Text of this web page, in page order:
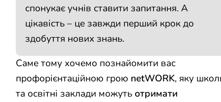
спонукає учнів ставити запитання. А
цікавість – це завжди перший крок до
здобуття нових знань.
Саме тому хочемо познайомити вас
профорієнтаційною грою netWORK, яку
та освітні заклади можуть отримати